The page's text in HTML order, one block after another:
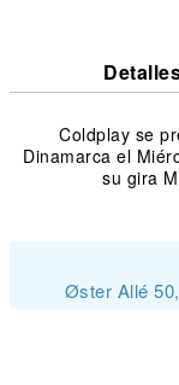
Coldplay se
Dinamarca el
su gira
Øster Allé